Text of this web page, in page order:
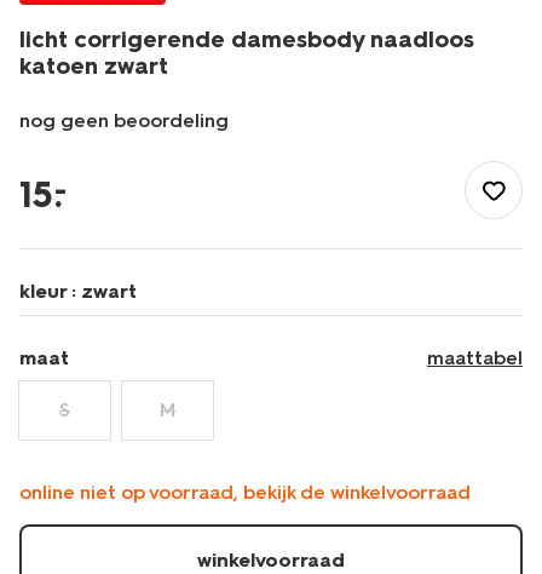
licht corrigerende damesbody naadloos
katoen zwart
nog geen beoordeling
ondergoed/body/licht-
corrigerende-
naadloos-
katoen-
zwart-
15.
–
kleur : zwart
maat maattabel
S M
online niet op voorraad, bekijk de winkelvoorraad
winkelvoorraad